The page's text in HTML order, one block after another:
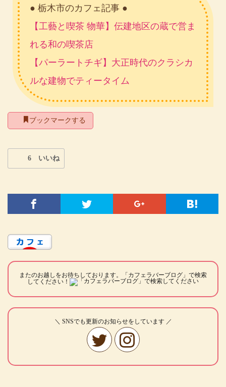
● 栃木市のカフェ記事 ●
【工藝と喫茶 物華】伝建地区の蔵で営ま
れる和の喫茶店
【パーラートチギ】大正時代のクラシカ
ルな建物でティータイム
ブックマークする
6 いいね
またのお越しをお待ちしております。「カフェラバーブログ」で検索
してください！
＼ SNSでも更新のお知らせをしています ／